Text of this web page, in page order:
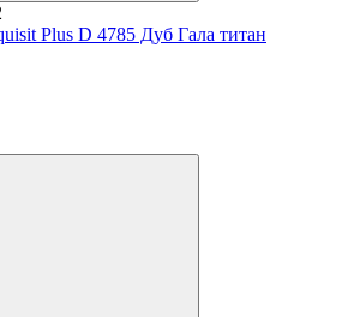
Plus D 4785 Дуб Гала титан